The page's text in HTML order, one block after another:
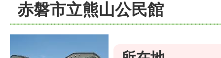
赤磐市立熊山公民館